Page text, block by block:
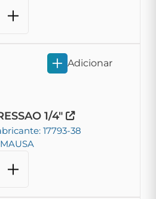
1/4"
17793-38
Adicionar